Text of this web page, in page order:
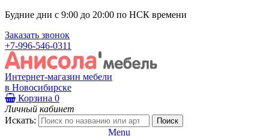
Будние дни с 9:00 до 20:00 по НСК времени
Заказать звонок
+7-996-546-0311
Интернет-магазин мебели
в Новосибирске
Корзина 0
Личный кабинет
Искать:
Menu